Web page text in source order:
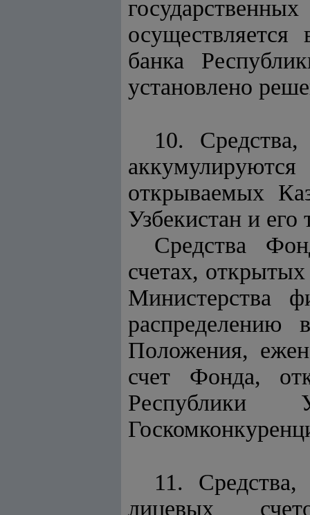
банка
установлено
10.
открываемых
Узбекистан и
Средства
счетах,
Министерства
распределению
Положения,
счет Фонда,
Республики
11. Средства,
лицевых